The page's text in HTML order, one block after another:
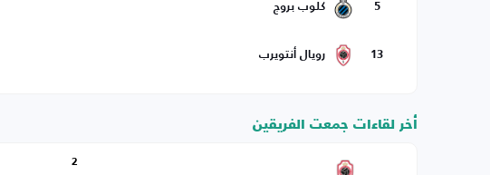
5 كلوب بروج
13 رويال أنتويرب
أخر لقاءات جمعت الفريقين
2